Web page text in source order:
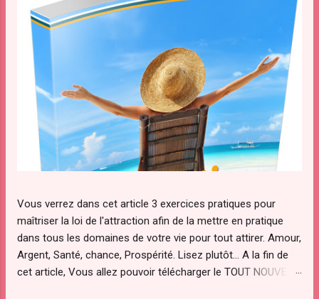
Vous verrez dans cet article 3 exercices pratiques pour
maîtriser la loi de l'attraction afin de la mettre en pratique
dans tous les domaines de votre vie pour tout attirer. Amour,
Argent, Santé, chance, Prospérité. Lisez plutôt... A la fin de
cet article, Vous allez pouvoir télécharger le TOUT NOUVEAU